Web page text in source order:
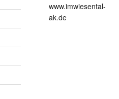
www.imwiesental-
ak.de